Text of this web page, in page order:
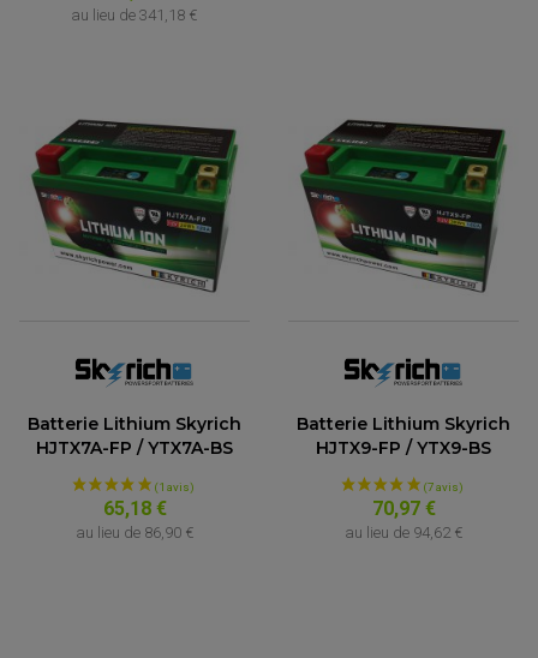
au lieu de 341,18 €
Batterie Lithium Skyrich
HJTX7A-FP / YTX7A-BS
65,18 €
au lieu de 86,90 €
Batterie Lithium Skyrich
HJTX9-FP / YTX9-BS
70,97 €
au lieu de 94,62 €